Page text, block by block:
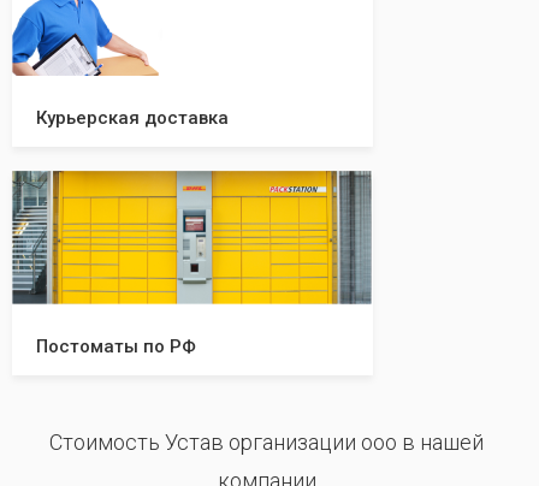
Курьерская доставка
Постоматы по РФ
Стоимость Устав организации ооо в нашей
компании